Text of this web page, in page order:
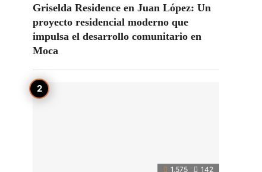
Griselda Residence en Juan López: Un
proyecto residencial moderno que
impulsa el desarrollo comunitario en
Moca
1,575 142